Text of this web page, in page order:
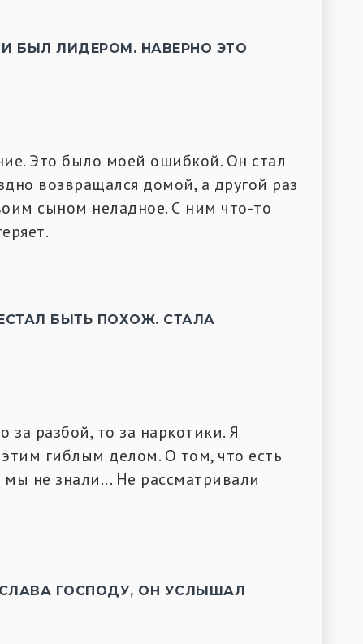
БЫЛ ЛИДЕРОМ. НАВЕРНО ЭТО
Это было моей ошибкой. Он стал
возвращался домой, а другой раз
сыном неладное. С ним что-то
БЫТЬ ПОХОЖ. СТАЛА
за разбой, то за наркотики. Я
гиблым делом. О том, что есть
мы не знали... Не рассматривали
ГОСПОДУ, ОН УСЛЫШАЛ